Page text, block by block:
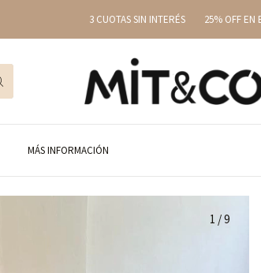
3 CUOTAS SIN INTERÉS 25% OFF EN EFECTIVO
MÁS INFORMACIÓN
1 /9